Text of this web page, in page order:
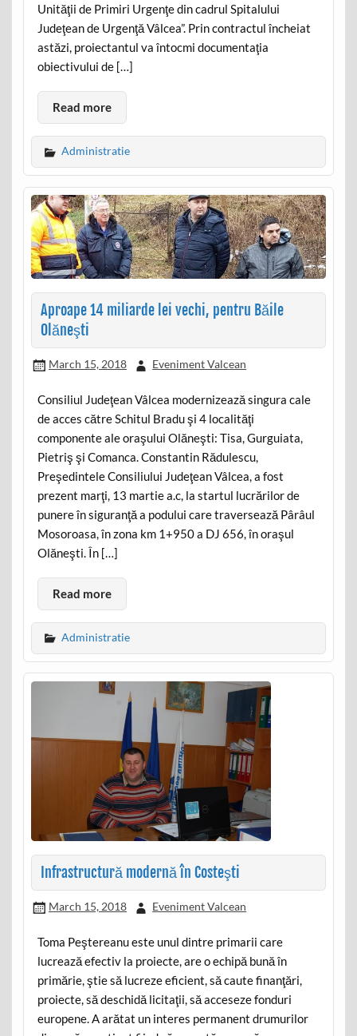
Unităţii de Primiri Urgenţe din cadrul Spitalului
Judeţean de Urgenţă Vâlcea”. Prin contractul încheiat
astăzi, proiectantul va întocmi documentaţia
obiectivului de […]
Read more
Administratie
Aproape 14 miliarde lei vechi, pentru Băile
Olăneşti
March 15, 2018 Eveniment Valcean
Consiliul Judeţean Vâlcea modernizează singura cale
de acces către Schitul Bradu şi 4 localităţi
componente ale oraşului Olăneşti: Tisa, Gurguiata,
Pietriş şi Comanca. Constantin Rădulescu,
Preşedintele Consiliului Judeţean Vâlcea, a fost
prezent marţi, 13 martie a.c, la startul lucrărilor de
punere în siguranţă a podului care traversează Pârâul
Mosoroasa, în zona km 1+950 a DJ 656, în oraşul
Olăneşti. În […]
Read more
Administratie
Infrastructură modernă în Costeşti
March 15, 2018 Eveniment Valcean
Toma Peştereanu este unul dintre primarii care
lucrează efectiv la proiecte, are o echipă bună în
primărie, ştie să lucreze eficient, să caute finanţări,
proiecte, să deschidă licitaţii, să acceseze fonduri
europene. A arătat un interes permanent drumurilor